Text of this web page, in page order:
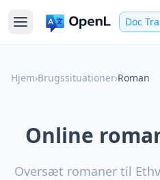
Doc
Hjem›Brugssituationer›Roman
Online
Oversæt romaner til